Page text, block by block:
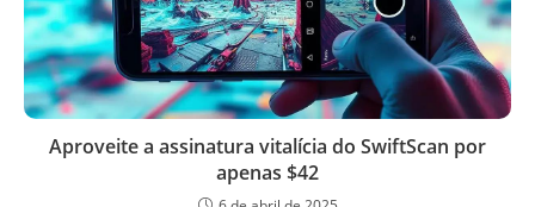
Aproveite a assinatura vitalícia do SwiftScan por
apenas $42